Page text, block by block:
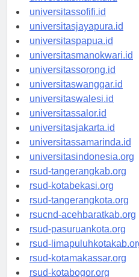
universitasmaluku.id
universitassofifi.id
universitasjayapura.id
universitaspapua.id
universitasmanokwari.id
universitassorong.id
universitaswanggar.id
universitaswalesi.id
universitassalor.id
universitasjakarta.id
universitassamarinda.id
universitasindonesia.org
rsud-tangerangkab.org
rsud-kotabekasi.org
rsud-tangerangkota.org
rsucnd-acehbaratkab.org
rsud-pasuruankota.org
rsud-limapuluhkotakab.org
rsud-kotamakassar.org